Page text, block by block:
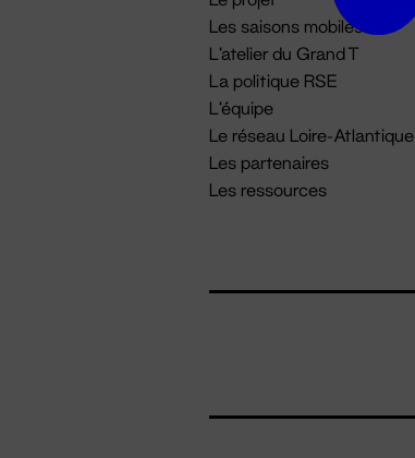
Les saisons mobiles
L'atelier du Grand T
La politique RSE
L'équipe
Le réseau Loire-Atlantique
Les partenaires
Les ressources